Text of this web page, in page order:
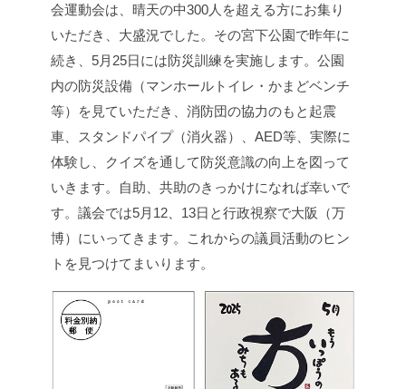
会運動会は、晴天の中300人を超える方にお集り
いただき、大盛況でした。その宮下公園で昨年に
続き、5月25日には防災訓練を実施します。公園
内の防災設備（マンホールトイレ・かまどベンチ
等）を見ていただき、消防団の協力のもと起震
車、スタンドパイプ（消火器）、AED等、実際に
体験し、クイズを通して防災意識の向上を図って
いきます。自助、共助のきっかけになれば幸いで
す。議会では5月12、13日と行政視察で大阪（万
博）にいってきます。これからの議員活動のヒン
トを見つけてまいります。